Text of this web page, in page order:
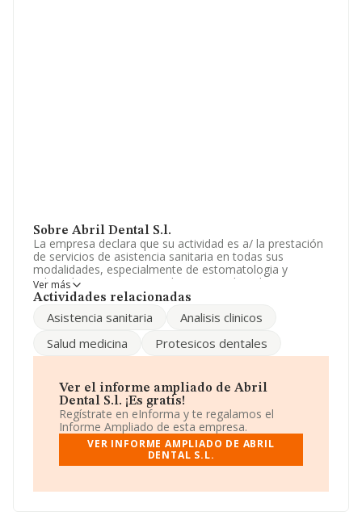
Sobre Abril Dental S.l.
La empresa declara que su actividad es a/ la prestación
de servicios de asistencia sanitaria en todas sus
modalidades, especialmente de estomatologia y
odontologia, protesicos e higienistas dentales,
laboratorio de analisis clinicos, rehabilitacion, fisiotera.
como Sociedad Limitada. Clasifica su actividad CNAE
sociedad no tiene actividad en mercados exteriores.
un número de empleados por debajo de la media de
sector.
Su teléfono es 918507713.
La empresa españolaAbril Dental S.L, NIF B83266775,
está situada en Calle Navia núm. 36, (28670), Villaviciosa
Ver más
Actividades relacionadas
Asistencia sanitaria
Analisis clinicos
Salud medicina
Protesicos dentales
Ver el informe ampliado de Abril
Dental S.l. ¡Es gratis!
Regístrate en eInforma y te regalamos el
Informe Ampliado de esta empresa.
VER INFORME AMPLIADO DE ABRIL
DENTAL S.L.